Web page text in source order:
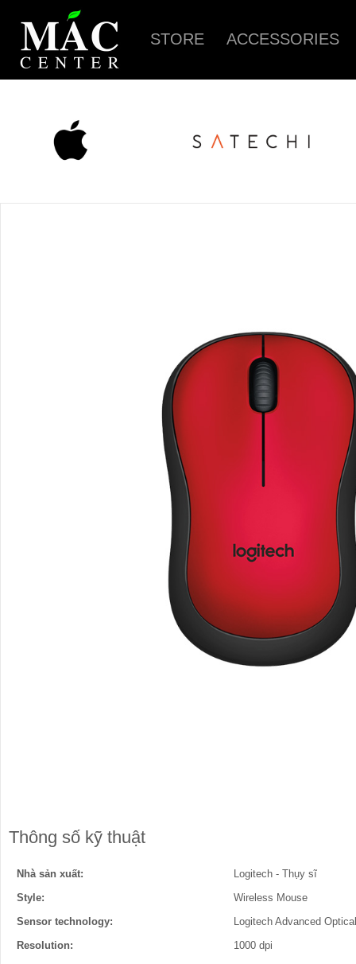
STORE ACCESSORIES
Thông số kỹ thuật
Nhà sản xuất:
Logitech - Thụy sĩ
Style:
Wireless Mouse
Sensor technology:
Logitech Advanced
Resolution:
1000 dpi